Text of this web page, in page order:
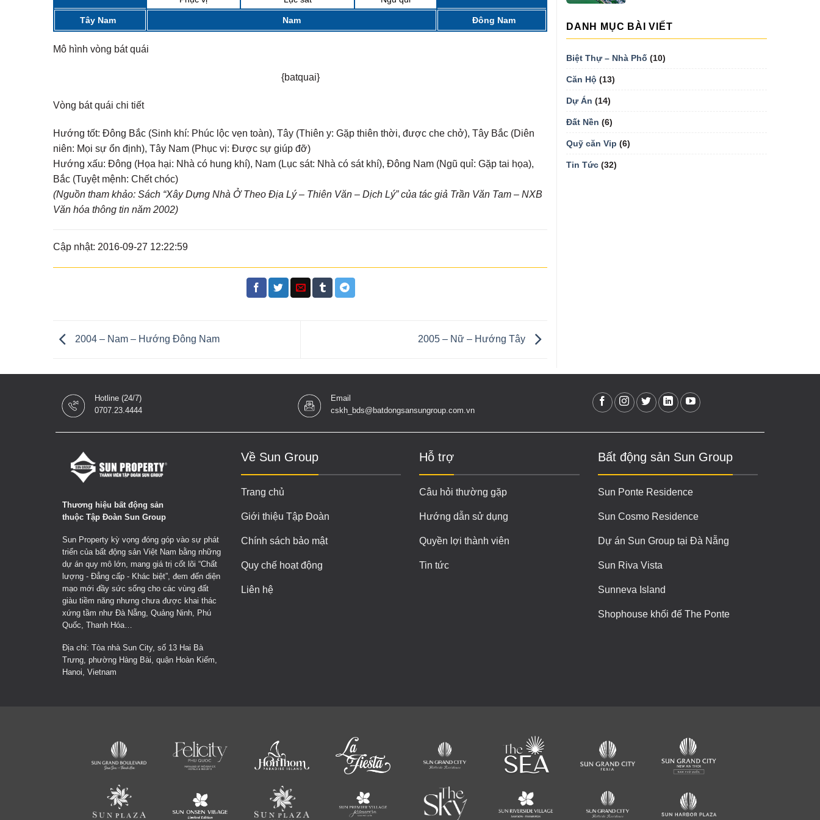
Tây Nam Nam Đông Nam
Mô hình vòng bát quái
{batquai}
Vòng bát quái chi tiết
Hướng tốt: Đông Bắc (Sinh khí: Phúc lộc vẹn toàn), Tây (Thiên y: Gặp thiên thời, được che chở), Tây Bắc (Diên
niên: Mọi sự ổn định), Tây Nam (Phục vị: Được sự giúp đỡ)
Hướng xấu: Đông (Họa hại: Nhà có hung khí), Nam (Lục sát: Nhà có sát khí), Đông Nam (Ngũ quỉ: Gặp tai họa),
Bắc (Tuyệt mệnh: Chết chóc)
(Nguồn tham khảo: Sách “Xây Dựng Nhà Ở Theo Địa Lý – Thiên Văn – Dịch Lý” của tác giả Trần Văn Tam – NXB
Văn hóa thông tin năm 2002)
Cập nhật: 2016-09-27 12:22:59
2004 – Nam – Hướng Đông Nam 2005 – Nữ – Hướng Tây
MẠI...
DANH MỤC BÀI VIẾT
Biệt Thự – Nhà Phố (10)
Căn Hộ (13)
Dự Án (14)
Đất Nền (6)
Quỹ căn Vip (6)
Tin Tức (32)
Hotline (24/7)
0707.23.4444
Email
cskh_bds@batdongsansungroup.com.vn
Thương hiệu bất động sản
thuộc Tập Đoàn Sun Group
Sun Property kỳ vọng đóng góp vào sự phát
triển của bất động sản Việt Nam bằng những
dự án quy mô lớn, mang giá trị cốt lõi “Chất
lượng - Đẳng cấp - Khác biệt”, đem đến diện
mạo mới đầy sức sống cho các vùng đất
giàu tiềm năng nhưng chưa được khai thác
xứng tầm như Đà Nẵng, Quảng Ninh, Phú
Quốc, Thanh Hóa…
Địa chỉ: Tòa nhà Sun City, số 13 Hai Bà
Trưng, phường Hàng Bài, quận Hoàn Kiếm,
Hanoi, Vietnam
Về Sun Group
Trang chủ
Giới thiệu Tập Đoàn
Chính sách bảo mật
Quy chế hoạt động
Liên hệ
Hỗ trợ
Câu hỏi thường gặp
Hướng dẫn sử dụng
Quyền lợi thành viên
Tin tức
Bất động sản Sun Group
Sun Ponte Residence
Sun Cosmo Residence
Dự án Sun Group tại Đà Nẵng
Sun Riva Vista
Sunneva Island
Shophouse khối đế The Ponte